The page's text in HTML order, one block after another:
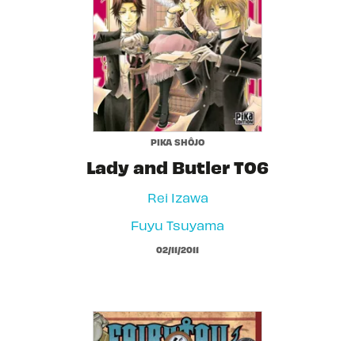
PIKA SHÔJO
Lady and Butler T06
Rei Izawa
Fuyu Tsuyama
02/11/2011